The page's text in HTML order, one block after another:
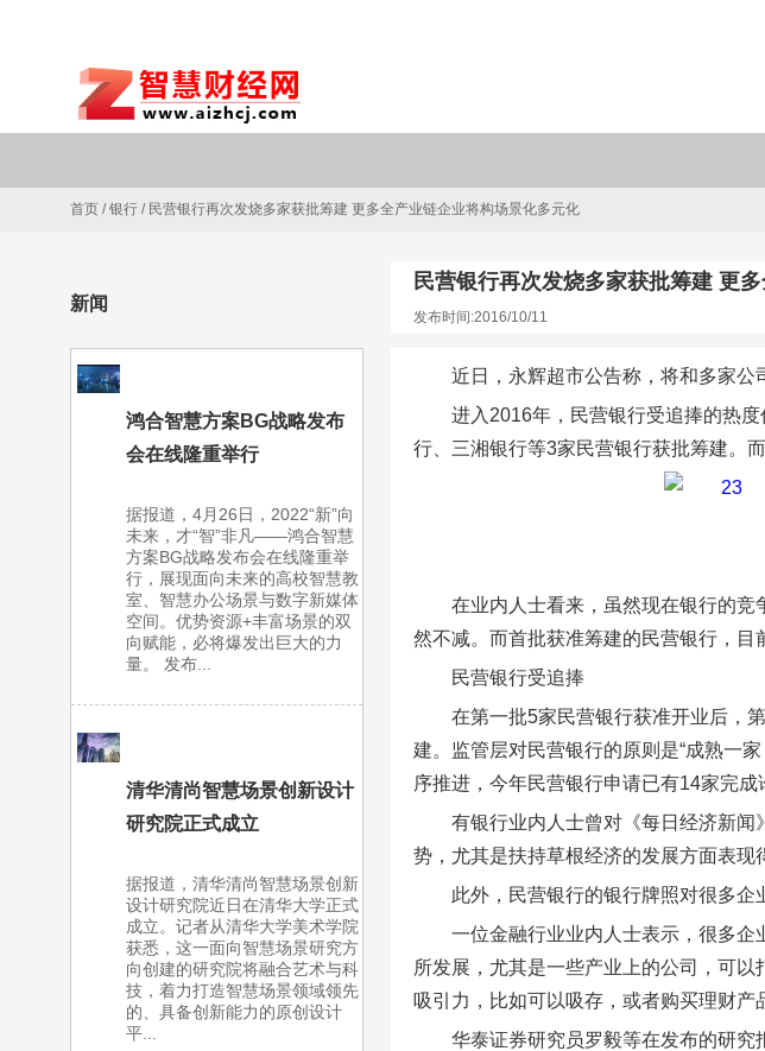
首页 /银行 / 民营银行再次发烧多家获批筹建 更多全产业链企业将构场景化多元化
新闻
鸿合智慧方案BG战略发布
会在线隆重举行
据报道，4月26日，2022“新”向
未来，才“智”非凡——鸿合智慧
方案BG战略发布会在线隆重举
行，展现面向未来的高校智慧教
室、智慧办公场景与数字新媒体
空间。优势资源+丰富场景的双
向赋能，必将爆发出巨大的力
量。 发布...
清华清尚智慧场景创新设计
研究院正式成立
据报道，清华清尚智慧场景创新
设计研究院近日在清华大学正式
成立。记者从清华大学美术学院
获悉，这一面向智慧场景研究方
向创建的研究院将融合艺术与科
技，着力打造智慧场景领域领先
的、具备创新能力的原创设计
平...
民营银行再次发烧多家获批筹建 更
发布时间:2016/10/11
近日，永辉超市公告称，将和多家公
进入2016年，民营银行受追捧的热
行、三湘银行等3家民营银行获批筹建。
在业内人士看来，虽然现在银行的
然不减。而首批获准筹建的民营银行，目
民营银行受追捧
在第一批5家民营银行获准开业后，
建。监管层对民营银行的原则是“成熟一
序推进，今年民营银行申请已有14家完成
有银行业内人士曾对《每日经济新
势，尤其是扶持草根经济的发展方面表现
此外，民营银行的银行牌照对很多企
一位金融行业业内人士表示，很多
所发展，尤其是一些产业上的公司，可
吸引力，比如可以吸存，或者购买理财产
华泰证券研究员罗毅等在发布的研究